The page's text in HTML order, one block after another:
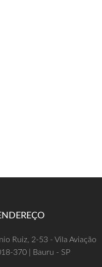
Ruiz, 2-53 - Vila Aviação
370 | Bauru - SP